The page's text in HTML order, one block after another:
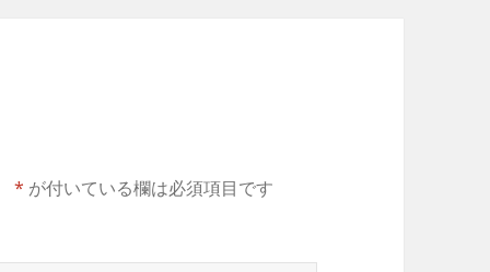
* が付いている欄は必須項目です